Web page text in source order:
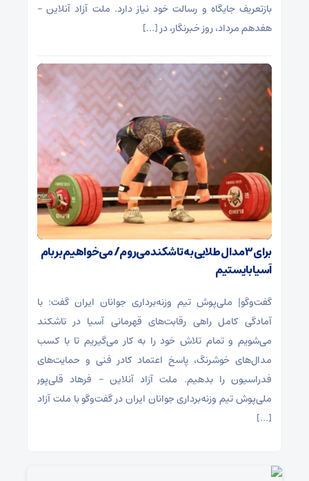
بازتعریف جایگاه و رسالت خود نیاز دارد. ملت آزاد آنلاین –
هفدهم مرداد، روز خبرنگار، در […]
برای ۳ مدال طلایی به تاشکند می‌روم/ می‌خواهیم بر بام
آسیا بایستیم
گفت‌و‌گو| ملی‌پوش تیم وزنه‌برداری جوانان ایران گفت: با
آمادگی کامل راهی رقابت‌های قهرمانی آسیا در تاشکند
می‌شویم و تمام تلاش خود را به کار می‌گیریم تا با کسب
مدال‌های خوشرنگ، پاسخ اعتماد کادر فنی و حمایت‌های
فدراسیون را بدهیم. ملت آزاد آنلاین – فرهاد قلی‌پور
ملی‌پوش تیم وزنه‌برداری جوانان ایران در گفت‌و‌گو با ملت آزاد
[…]